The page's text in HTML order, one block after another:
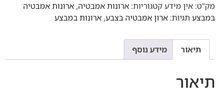
מק"ט: אין מידעקטגוריות: ארונות אמבטיה, ארונות אמבטיה
במבצע תגיות: ארון אמבטיה בצבע, ארונות במבצע
תיאור מידע נוסף
תיאור